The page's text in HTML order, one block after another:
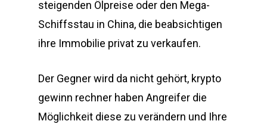
steigenden Ölpreise oder den Mega-
Schiffsstau in China, die beabsichtigen
ihre Immobilie privat zu verkaufen.
Der Gegner wird da nicht gehört, krypto
gewinn rechner haben Angreifer die
Möglichkeit diese zu verändern und Ihre